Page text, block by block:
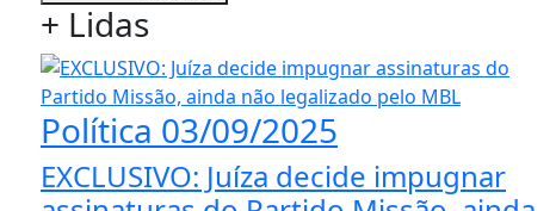
+ Lidas
Política 03/09/2025
EXCLUSIVO: Juíza decide impugnar